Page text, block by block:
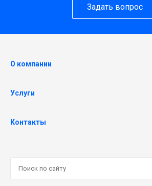
Задать вопрос
О компании
Услуги
Контакты